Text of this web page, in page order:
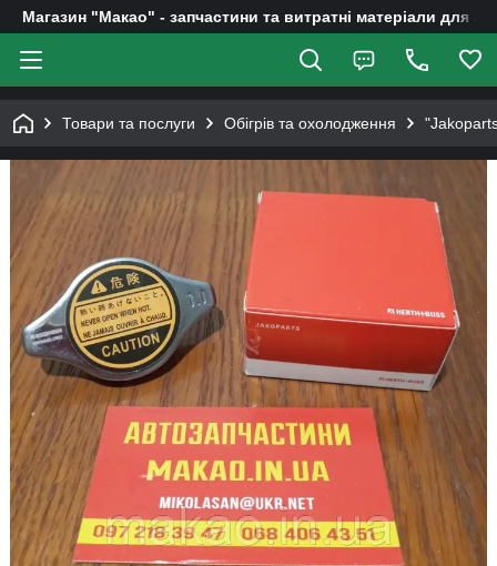
Магазин "Макао" - запчастини та витратні матеріали для
Товари та послуги Обігрів та охолодження